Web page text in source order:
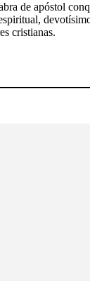
de apóstol
cristianas.